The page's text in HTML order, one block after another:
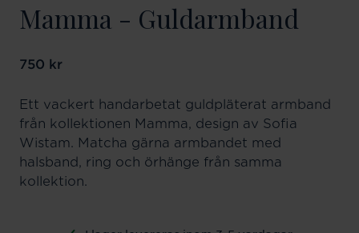
Mamma - Guldarmband
Pris :750 kr
750 kr
Ett vackert handarbetat guldpläterat armband
från kollektionen Mamma, design av Sofia
Wistam. Matcha gärna armbandet med
halsband, ring och örhänge från samma
kollektion.